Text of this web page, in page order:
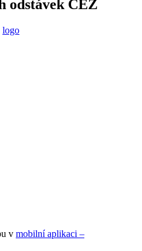
odstávek ČEZ
v mobilní aplikaci –